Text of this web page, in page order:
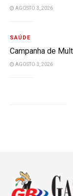
AGOSTO 3, 2026
SAÚDE
Campanha de
AGOSTO 3, 2026